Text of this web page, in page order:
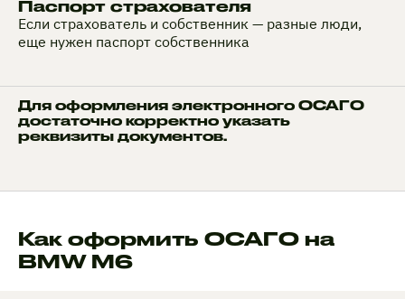
Паспорт страхователя
Если страхователь и собственник — разные люди,
еще нужен паспорт собственника
Для оформления электронного ОСАГО
достаточно корректно указать
реквизиты документов.
Как оформить ОСАГО на
BMW M6